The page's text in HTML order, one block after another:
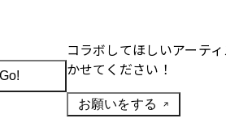
Go!
コラボしてほしいアーテ
かせてください！
お願いをする